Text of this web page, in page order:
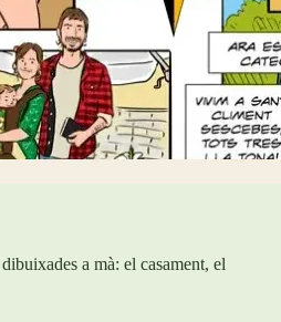
a mà: el casament, el